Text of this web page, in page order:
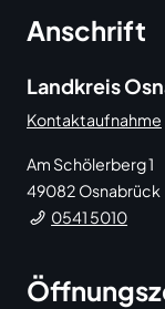
Anschrift
Landkreis
Kontaktaufnahme
Am Schölerberg 1
49082 Osnabrück
0541 5010